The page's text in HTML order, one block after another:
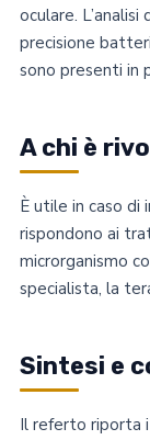
oculare.
precisione
sono presenti in
A chi è
È utile in caso di
rispondono ai
microrganismo
specialista, la
Sintesi e
Il referto riporta